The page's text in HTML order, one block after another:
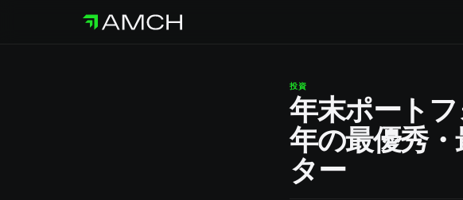
投資
年末ポート
年の最優秀
ター